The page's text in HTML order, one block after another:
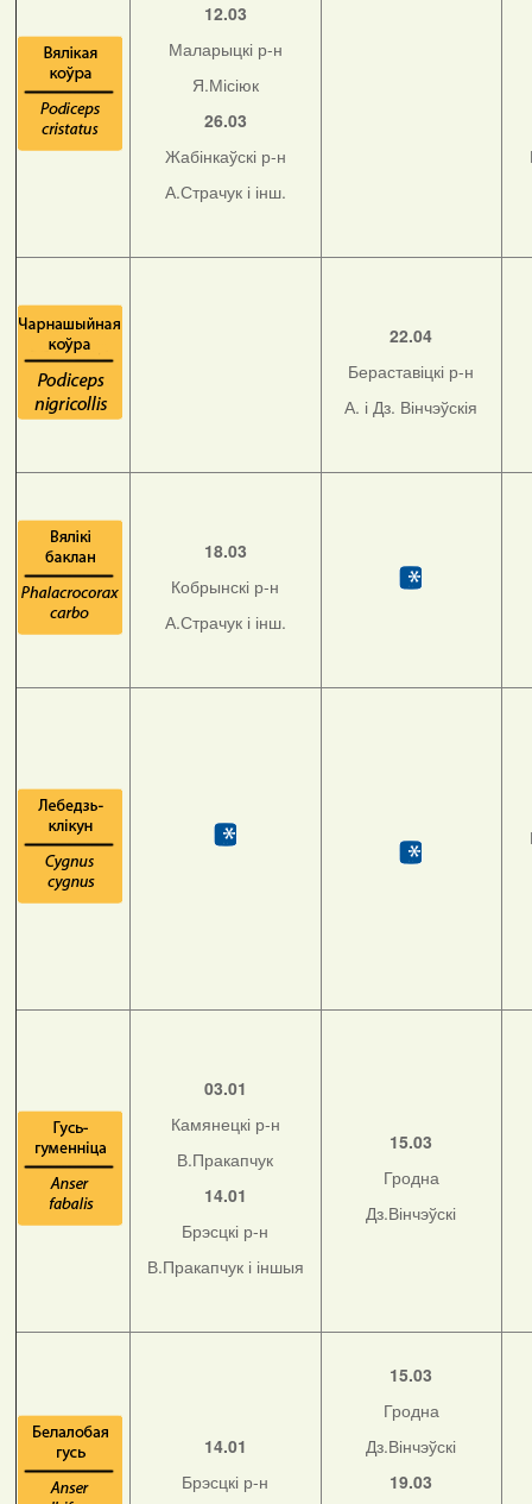
12.03
Маларыцкі р-н
Я.Місіюк
26.03
Жабінкаўскі р-н
А.Страчук і інш.
22.04
Бераставіцкі р-н
А. і Дз. Вінчэўскія
18.03
Кобрынскі р-н
А.Страчук і інш.
03.01
Камянецкі р-н
В.Пракапчук
14.01
Брэсцкі р-н
В.Пракапчук і іншыя
15.03
Гродна
Дз.Вінчэўскі
14.01
Брэсцкі р-н
15.03
Гродна
Дз.Вінчэўскі
19.03